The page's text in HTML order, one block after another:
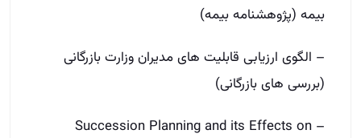
بیمه (پژوهشنامه بیمه)
– الگوی ارزیابی قابلیت ­های مدیران وزارت بازرگانی
(بررسی ­های بازرگانی)
– Succession Planning and its Effects on